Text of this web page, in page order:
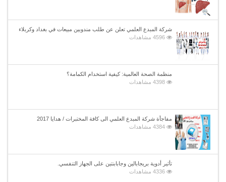
شركة المبدع العلمي تعلن عن طلب مندوبين مبيعات في بغداد وكربلاء
4596 مشاهدات
منظمة الصحة العالمية: كيفية استخدام الكمامة؟
4398 مشاهدات
مفاجأة شركة المبدع العلمي الى كافة المختبرات / هدايا 2017
4384 مشاهدات
تأثير أدوية بريجابالين وجابابنتين على الجهاز التنفسي.
4336 مشاهدات